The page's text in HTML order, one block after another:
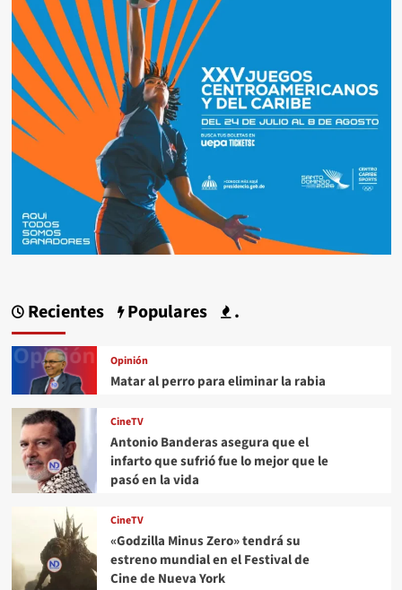
Recientes Populares .
Opinión
Matar al perro para eliminar la rabia
CineTV
Antonio Banderas asegura que el
infarto que sufrió fue lo mejor que le
pasó en la vida
CineTV
«Godzilla Minus Zero» tendrá su
estreno mundial en el Festival de
Cine de Nueva York